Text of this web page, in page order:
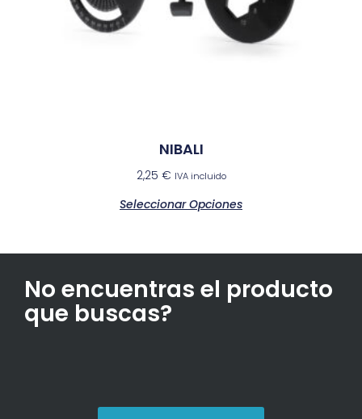
NIBALI
2,25 € IVA incluido
Seleccionar Opciones
No encuentras el producto
que buscas?